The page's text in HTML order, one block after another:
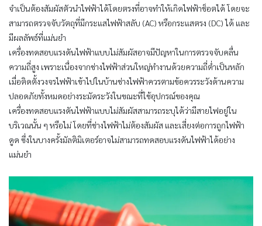
จำเป็นต้องสัมผัสตัวนำไฟฟ้าได้โดยตรงที่อาจทำให้เกิดไฟฟ้าช็อตได้ โดยจะ
สามารถตรวจจับวัตถุที่มีกระแสไฟฟ้าสลับ (AC) หรือกระแสตรง (DC) ได้ และ
มีผลลัพธ์ที่แม่นยำ
เครื่องทดสอบแรงดันไฟฟ้าแบบไม่สัมผัสอาจมีปัญหาในการตรวจจับคลื่น
ความถี่สูง เพราะเนื่องจากช่างไฟฟ้าส่วนใหญ่ทำงานด้วยความถี่ต่ำเป็นหลัก
เมื่อติดตั้งวงจรไฟฟ้าเข้าไปในบ้านช่างไฟฟ้าควรตามข้อควรระวังด้านความ
ปลอดภัยทั้งหมดอย่างระมัดระวังในขณะที่ใช้อุปกรณ์ของคุณ
เครื่องทดสอบแรงดันไฟฟ้าแบบไม่สัมผัสสามารถระบุได้ว่ามีสายไฟอยู่ใน
บริเวณนั้น ๆ หรือไม่ โดยที่ช่างไฟฟ้าไม่ต้องสัมผัส และเสี่ยงต่อการถูกไฟฟ้า
ดูด ซึ่งในบางครั้งมัลติมิเตอร์อาจไม่สามารถทดสอบแรงดันไฟฟ้าได้อย่าง
แม่นยำ